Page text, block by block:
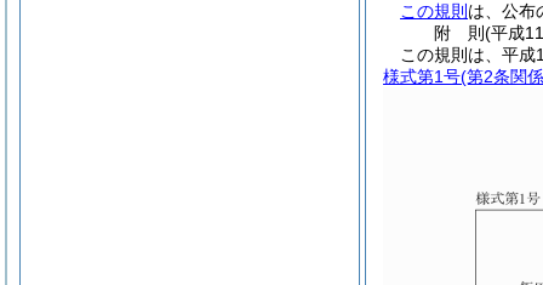
この規則 は、公布
附 則(平成
この規則は、平
様式第1号(第2条関